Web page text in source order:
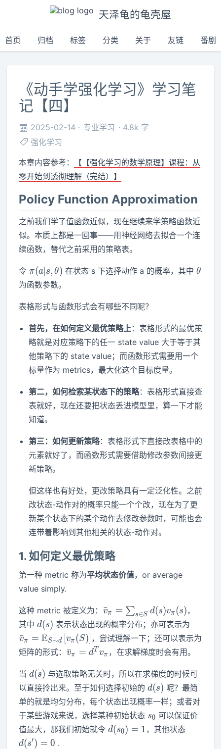
天泽龟的龟壳屋
首页 归档 标签 分类 关于 友链 番剧
《动手学强化学习》学习笔
记【四】
2025-02-14 专业学习
4.8k 字
强化学习
本章内容参考：
【【强化学习的数学原理】课程：从
零开始到透彻理解（完结）】
Policy Function Approximation
之前我们学了值函数近似，现在继续来学策略函数近
似。本质上都是一回事——用神经网络去拟合一个连
续函数，替代之前采用的策略表。
令\pi(a|s,\theta)
π(a s, θ) 在状态 s 下选择动作 a 的概率，其中 θ
为函数参数。
表格形式与函数形式会有哪些不同呢？
首先，在如何定义最优策略上 ：表格形式的最优策
略就是对应策略下的任一 state value 大于等于其
他策略下的 state value；而函数形式需要用一个
标量作为 metrics，最大化这个目标度量。
第二，如何检索某状态下的策略：表格形式直接查
表就好，现在还要把状态丢进模型里，算一下才能
知道。
第三：如何更新策略：表格形式下直接改表格中的
元素就好了，而函数形式需要借助修改参数间接更
新策略。
但这样也有好处，更改策略具有一定泛化性。之前
改状态-动作对的概率只能一个个改，现在为了更
新某个状态下的某个动作去修改参数时，可能也会
连带着影响到其他相关的状态-动作对。
1. 如何定义最优策略
第一种 metric 称为平均状态价值，or average
value simply.
这种 metric 被定义为： \bar{v}_\pi
= \sum_{s\in
S}d(s)v_\pi(s)
v
ˉπ = ∑s∈S d(s)vπ (s)，
其中d(s)
d(s) 表示状态出现的概率分布；亦可表示为
v
ˉπ = ES∼d [vπ (S) ，尝试理解一下；还可以表示为
矩阵的形式： \bar{v}_\pi
v
ˉπ = dT vπ ，在求解梯度时会有用。
当d(s)
d(s) 与选取策略无关时，所以在求梯度的时候可
以直接拎出来。至于如何选择初始的d(s)
d(s) 呢？最简
单的就是均匀分布，每个状态出现概率一样；或者对
于某些游戏来说，选择某种初始状态 s_0
s0 可以保证价
值最大，那我们初始就令d(s_0)=1
d(s0) = 1 ，其他状态
d(s′) = 0 .